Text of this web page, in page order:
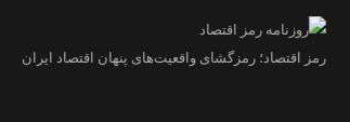
رمز اقتصاد؛ رمزگشای واقعیت‌های پنهان اقتصاد ایران